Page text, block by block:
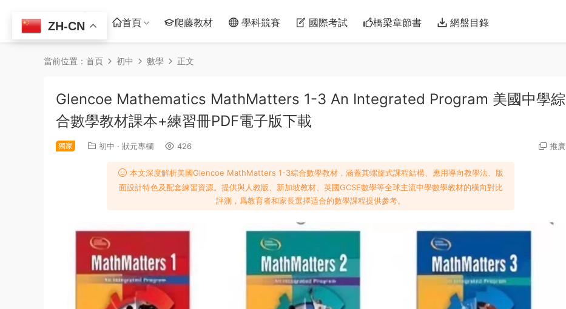
首頁 爬藤教材 學科競賽 國際考試 橋梁章節書 網盤目錄
當前位置： 首頁 初中 數學 正文
Glencoe Mathematics MathMatters 1-3 An Integrated Program 美國中學綜
合數學教材課本+練習冊PDF電子版下載
獨家 初中 · 狀元專欄 426 推廣
本文深度解析美國Glencoe MathMatters 1-3綜合數學教材，涵蓋其螺旋式課程結構、應用導向教學法、版
面設計特色及配套練習資源。提供與人教版、新加坡教材、英國GCSE數學等全球主流中學數學教材的橫向對比
評測，爲教育者和家長選擇适合的數學課程提供參考。
ZH-CN